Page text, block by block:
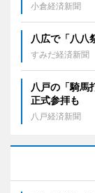
小倉経済新聞
八広で「八
すみだ経済新聞
八戸の「騎
正式参拝も
八戸経済新聞